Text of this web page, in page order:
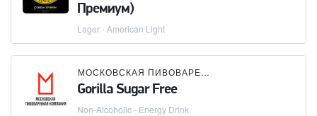
Премиум)
Lager - American Light
МОСКОВСКАЯ ПИВОВАРЕННАЯ КОМПАНИЯ (МПК)
Gorilla Sugar Free
Non-Alcoholic - Energy Drink